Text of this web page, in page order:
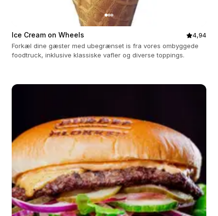
Ice Cream on Wheels
4,94
Forkæl dine gæster med ubegrænset is fra vores ombyggede
foodtruck, inklusive klassiske vafler og diverse toppings.